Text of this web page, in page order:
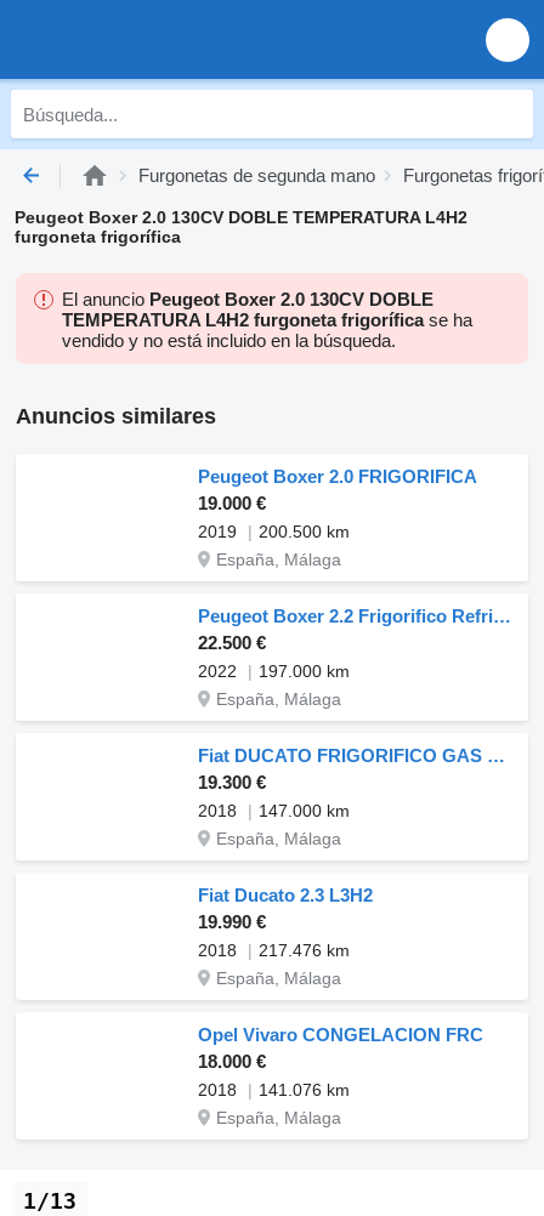
Furgonetas de segunda mano Furgonetas
Peugeot Boxer 2.0 130CV DOBLE TEMPERATURA L4H2
furgoneta frigorífica
El anuncio Peugeot Boxer 2.0 130CV DOBLE
TEMPERATURA L4H2 furgoneta frigoríficase ha
vendido y no está incluido en la búsqueda.
Anuncios similares
Peugeot Boxer 2.0 FRIGORIFICA
19.000 €
2019
200.500 km
España, Málaga
Peugeot Boxer 2.2 Frigorifico Refrigerada 0ºGados
22.500 €
2022
197.000 km
España, Málaga
Fiat DUCATO FRIGORIFICO GAS GNC
19.300 €
2018
147.000 km
España, Málaga
Fiat Ducato 2.3 L3H2
19.990 €
2018
217.476 km
España, Málaga
Opel Vivaro CONGELACION FRC
18.000 €
2018
141.076 km
España, Málaga
1/13